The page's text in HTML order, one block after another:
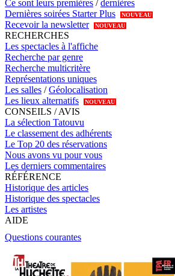
Ce sont leurs premières /dernières
Dernières soirées Starter Plus
NOUVEAU
Recevoir la newsletter NOUVEAU
RECHERCHES
Les spectacles à l'affiche
Recherche par genre
Recherche multicritère
Représentations uniques
Les salles /Géolocalisation
Les lieux alternatifs
NOUVEAU
CONSEILS / AVIS
La sélection Tatouvu
Le classement des adhérents
Le Top 20 des réservations
Nous avons vu pour vous
Les derniers commentaires
RÉFÉRENCE
Historique des articles
Historique des spectacles
Les artistes
AIDE
Questions courantes